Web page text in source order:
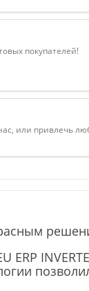
покупателей!
или привлечь
ERP